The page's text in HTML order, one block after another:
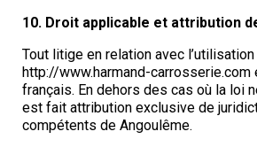
10. Droit applicable et attribution
Tout litige en relation avec
http://www.harmand-
français. En dehors des cas où la loi
est fait attribution exclusive de
compétents de Angoulême.